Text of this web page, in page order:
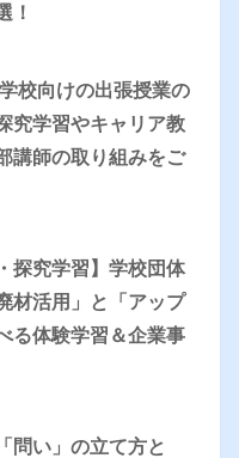
！
校向けの出張授業の
究学習やキャリア教
講師の取り組みをご
探究学習】学校団体
材活用」と「アップ
る体験学習＆企業事
問い」の立て方と